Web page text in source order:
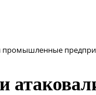
промышленные